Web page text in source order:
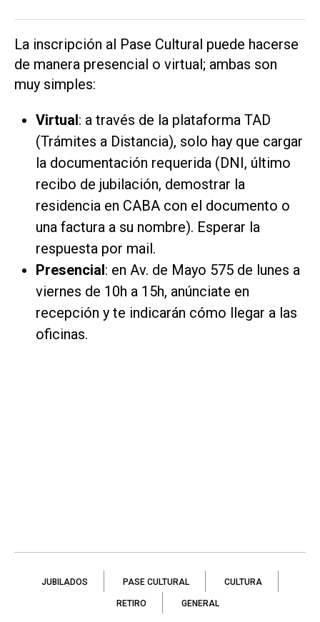
La inscripción al Pase Cultural puede hacerse
de manera presencial o virtual; ambas son
muy simples:
Virtual: a través de la plataforma TAD
(Trámites a Distancia), solo hay que cargar
la documentación requerida (DNI, último
recibo de jubilación, demostrar la
residencia en CABA con el documento o
una factura a su nombre). Esperar la
respuesta por mail.
Presencial: en Av. de Mayo 575 de lunes a
viernes de 10h a 15h, anúnciate en
recepción y te indicarán cómo llegar a las
oficinas.
JUBILADOS PASE CULTURAL CULTURA
RETIRO GENERAL